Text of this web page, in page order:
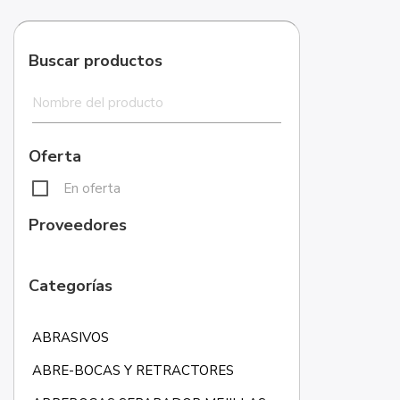
Buscar productos
Oferta
En oferta
Proveedores
Categorías
ABRASIVOS
ABRE-BOCAS Y RETRACTORES